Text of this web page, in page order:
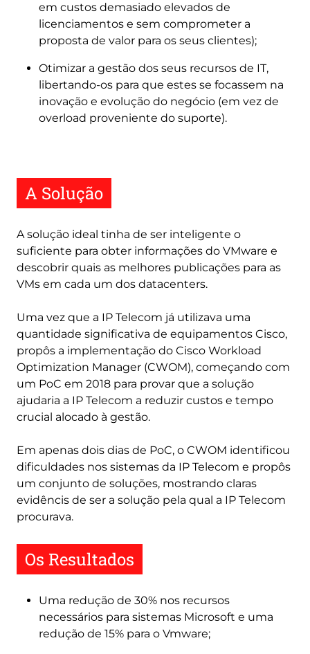
em custos demasiado elevados de
licenciamentos e sem comprometer a
proposta de valor para os seus clientes);
Otimizar a gestão dos seus recursos de IT,
libertando-os para que estes se focassem na
inovação e evolução do negócio (em vez de
overload proveniente do suporte).
A Solução
A solução ideal tinha de ser inteligente o
suficiente para obter informações do VMware e
descobrir quais as melhores publicações para as
VMs em cada um dos datacenters.
Uma vez que a IP Telecom já utilizava uma
quantidade significativa de equipamentos Cisco,
propôs a implementação do Cisco Workload
Optimization Manager (CWOM), começando com
um PoC em 2018 para provar que a solução
ajudaria a IP Telecom a reduzir custos e tempo
crucial alocado à gestão.
Em apenas dois dias de PoC, o CWOM identificou
dificuldades nos sistemas da IP Telecom e propôs
um conjunto de soluções, mostrando claras
evidêncis de ser a solução pela qual a IP Telecom
procurava.
Os Resultados
Uma redução de 30% nos recursos
necessários para sistemas Microsoft e uma
redução de 15% para o Vmware;